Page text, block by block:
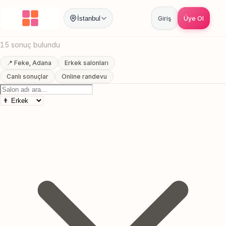
İstanbul Giriş Üye Ol
Anasayfa / Adana Feke Erkek Kuaförü
Feke, Adana Erkek Kuaförü
15 sonuç bulundu
📍 Feke, Adana
Erkek salonları
Canlı sonuçlar
Online randevu